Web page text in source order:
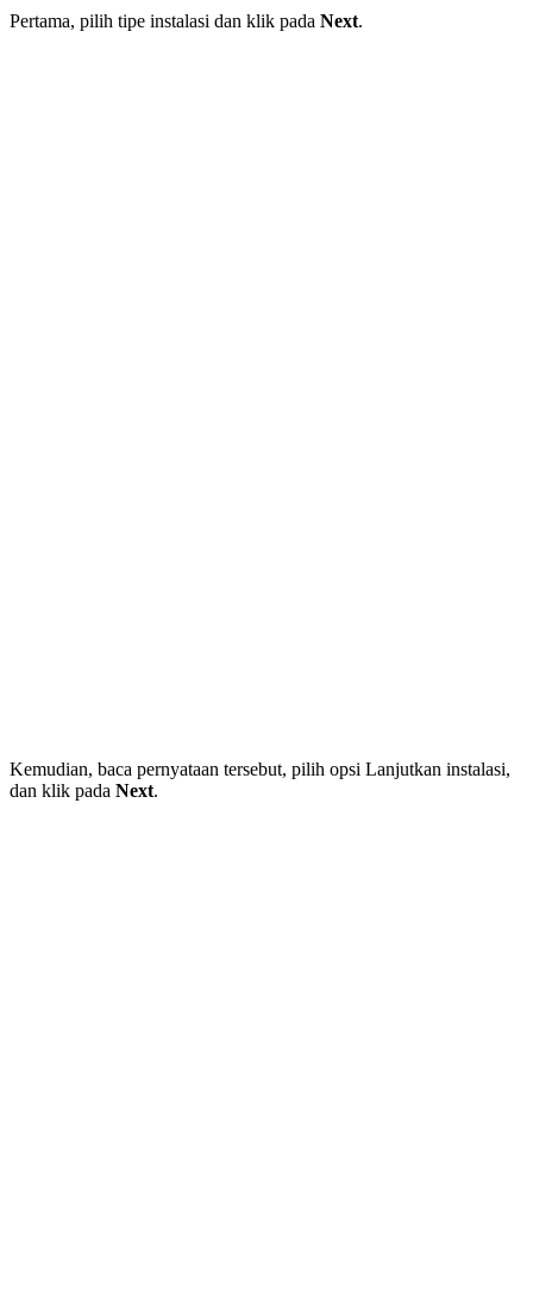
Pertama, pilih tipe instalasi dan klik pada Next.
Kemudian, baca pernyataan tersebut, pilih opsi Lanjutkan instalasi,
dan klik pada Next.